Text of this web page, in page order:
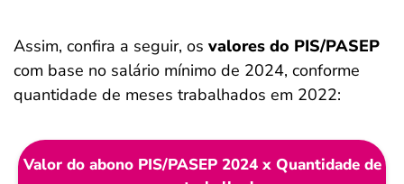
Assim, confira a seguir, os valores do PIS/PASEP
com base no salário mínimo de 2024, conforme
quantidade de meses trabalhados em 2022:
Valor do abono PIS/PASEP 2024 x Quantidade de